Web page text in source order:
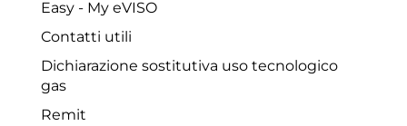
Easy - My eVISO
Contatti utili
Dichiarazione sostitutiva uso tecnologico
gas
Remit